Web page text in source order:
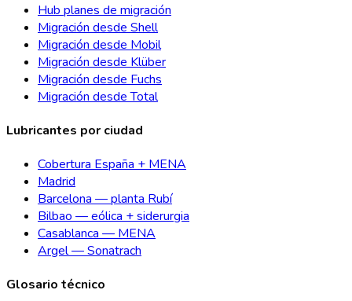
Hub planes de migración
Migración desde Shell
Migración desde Mobil
Migración desde Klüber
Migración desde Fuchs
Migración desde Total
Lubricantes por ciudad
Cobertura España + MENA
Madrid
Barcelona — planta Rubí
Bilbao — eólica + siderurgia
Casablanca — MENA
Argel — Sonatrach
Glosario técnico